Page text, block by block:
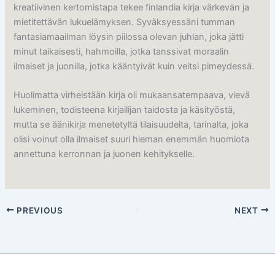
kreatiivinen kertomistapa tekee finlandia kirja​ värkevän ja
mietitettävän lukuelämyksen. Syväksyessäni tumman
fantasiamaailman löysin piilossa olevan juhlan, joka jätti
minut taikaisesti, hahmoilla, jotka tanssivat moraalin
ilmaiset ja juonilla, jotka kääntyivät kuin veitsi pimeydessä.
Huolimatta virheistään kirja oli mukaansatempaava, vievä
lukeminen, todisteena kirjailijan taidosta ja käsityöstä,
mutta se äänikirja menetetyltä tilaisuudelta, tarinalta, joka
olisi voinut olla ilmaiset suuri hieman enemmän huomiota
annettuna kerronnan ja juonen kehitykselle.
PREVIOUS NEXT